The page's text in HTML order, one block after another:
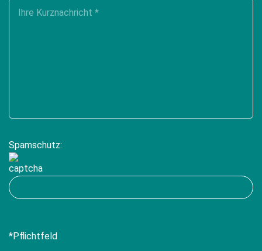
field
Spamschutz:
*Pflichtfeld